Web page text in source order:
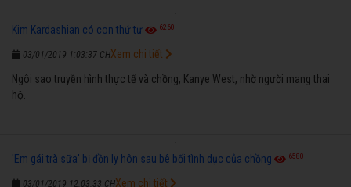
Kim Kardashian có con thứ tư 6260
03/01/2019 1:03:37 CH
Ngôi sao truyền hình thực tế và chồng, Kanye West, nhờ người mang thai
hộ.
Xem chi tiết
'Em gái trà sữa' bị đồn ly hôn sau bê bối tình dục của chồng 6580
03/01/2019 12:03:33 CHXem chi tiết